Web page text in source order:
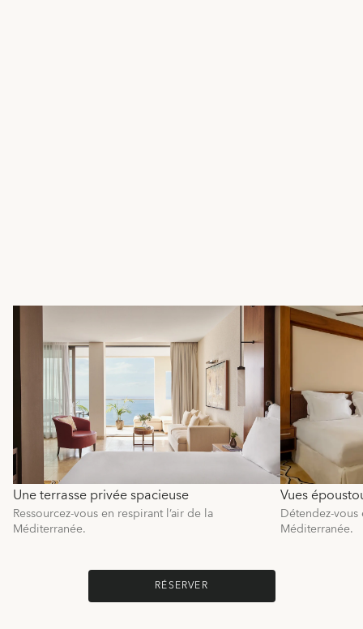
Une terrasse privée spacieuse
Ressourcez-vous en respirant l’air de la
Méditerranée.
Vues
Détendez-
Méditerranée.
RÉSERVER